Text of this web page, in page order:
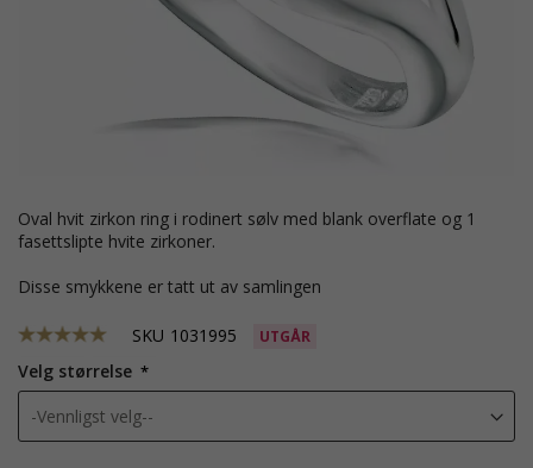
oval hvit zirkon ring i rodinert sølv med blank overflate og 1
fasettslipte hvite zirkoner.
Disse smykkene er tatt ut av samlingen
SKU 1031995 UTGÅR
Velg størrelse